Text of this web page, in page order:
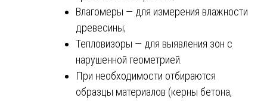
Влагомеры — для измерения влажности
древесины;
Тепловизоры — для выявления зон с
нарушенной геометрией.
При необходимости отбираются
образцы материалов (керны бетона,